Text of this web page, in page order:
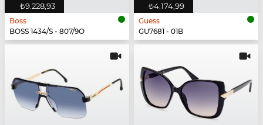
₺9.228,93
Boss
BOSS 1434/S - 807/9O
₺4.174,99
Guess
GU7681 - 01B